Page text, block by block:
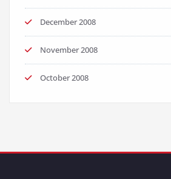
December 2008
November 2008
October 2008